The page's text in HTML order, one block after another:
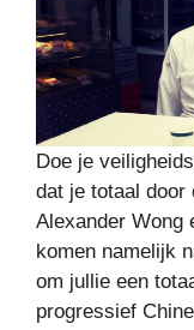
Doe je
dat je totaal door
Alexander Wong
komen namelijk
om jullie een
progressief